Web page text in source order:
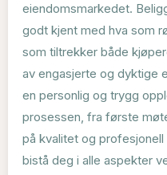
eiendomsmarkedet.
godt kjent med hva som
som tiltrekker både
av engasjerte og dyktige
en personlig og trygg
prosessen, fra første
på kvalitet og
bistå deg i alle aspekter